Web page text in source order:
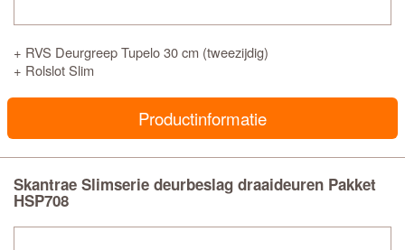
+ RVS Deurgreep Tupelo 30 cm (tweezijdig)
+ Rolslot Slim
Productinformatie
Skantrae Slimserie deurbeslag draaideuren Pakket
HSP708